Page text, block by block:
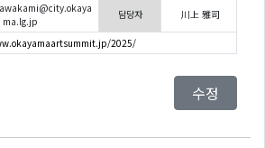
ma.lg.jp
담당자 川上 雅司
2025/
수정